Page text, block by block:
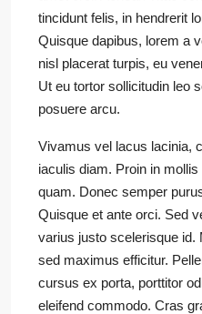
tincidunt felis, in hendrerit
Quisque dapibus, lorem a
nisl placerat turpis, eu
Ut eu tortor sollicitudin leo
posuere arcu.
Vivamus vel lacus lacinia,
iaculis diam. Proin in
quam. Donec semper
Quisque et ante orci. Sed
varius justo scelerisque id.
sed maximus efficitur.
cursus ex porta, porttitor
eleifend commodo. Cras